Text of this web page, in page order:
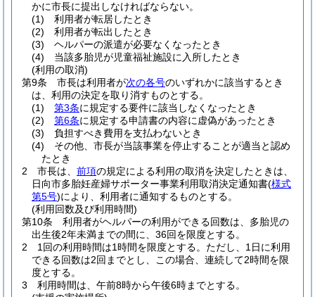
かに市長に提出しなければならない。
(1)
利用者が転居したとき
(2)
利用者が転出したとき
(3)
ヘルパーの派遣が必要なくなったとき
(4)
当該多胎児が児童福祉施設に入所したとき
(利用の取消)
第9条
市長は利用者が次の各号のいずれかに該当するとき
は、利用の決定を取り消すものとする。
(1)
第3条に規定する要件に該当しなくなったとき
(2)
第6条に規定する申請書の内容に虚偽があったとき
(3)
負担すべき費用を支払わないとき
(4)
その他、市長が当該事業を停止することが適当と認め
たとき
2
市長は、 前項の規定による利用の取消を決定したときは、
日向市多胎妊産婦サポーター事業利用取消決定通知書(様式
第5号)により、利用者に通知するものとする。
(利用回数及び利用時間)
第10条
利用者がヘルパーの利用ができる回数は、多胎児の
出生後2年未満までの間に、36回を限度とする。
2
1回の利用時間は1時間を限度とする。 ただし、1日に利用
できる回数は2回までとし、この場合、連続して2時間を限
度とする。
3
利用時間は、午前8時から午後6時までとする。